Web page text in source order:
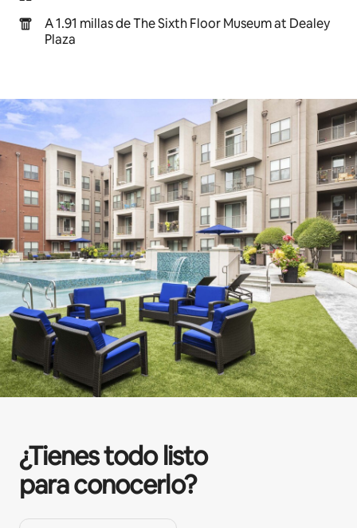
A 1.91 millas de The Sixth Floor Museum at Dealey
Plaza
¿Tienes todo listo
para conocerlo?